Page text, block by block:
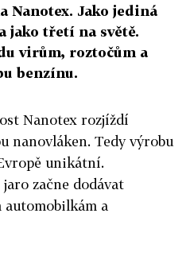
Nanotex. Jako jediná
jako třetí na světě.
virům, roztočům a
benzínu.
Nanotex rozjíždí
nanovláken. Tedy výrobu
unikátní.
začne dodávat
a